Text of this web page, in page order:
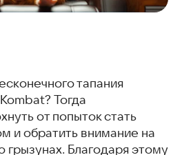
тапания
Тогда
от попыток стать
и обратить внимание на
грызунах. Благодаря этому